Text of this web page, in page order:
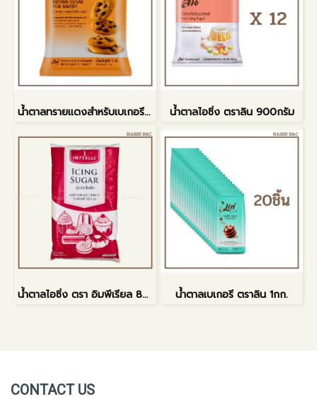
น้ำตาลทรายแดงสำหรับเบเกอรี 1กก. น้ำตาลไอซิ่ง ตราลิน 900กรัม
น้ำตาลไอซิ่ง ตรา อิมพีเรียล 800 กรัม น้ำตาลเบเกอรี ตราลิน 1กก.
CONTACT US